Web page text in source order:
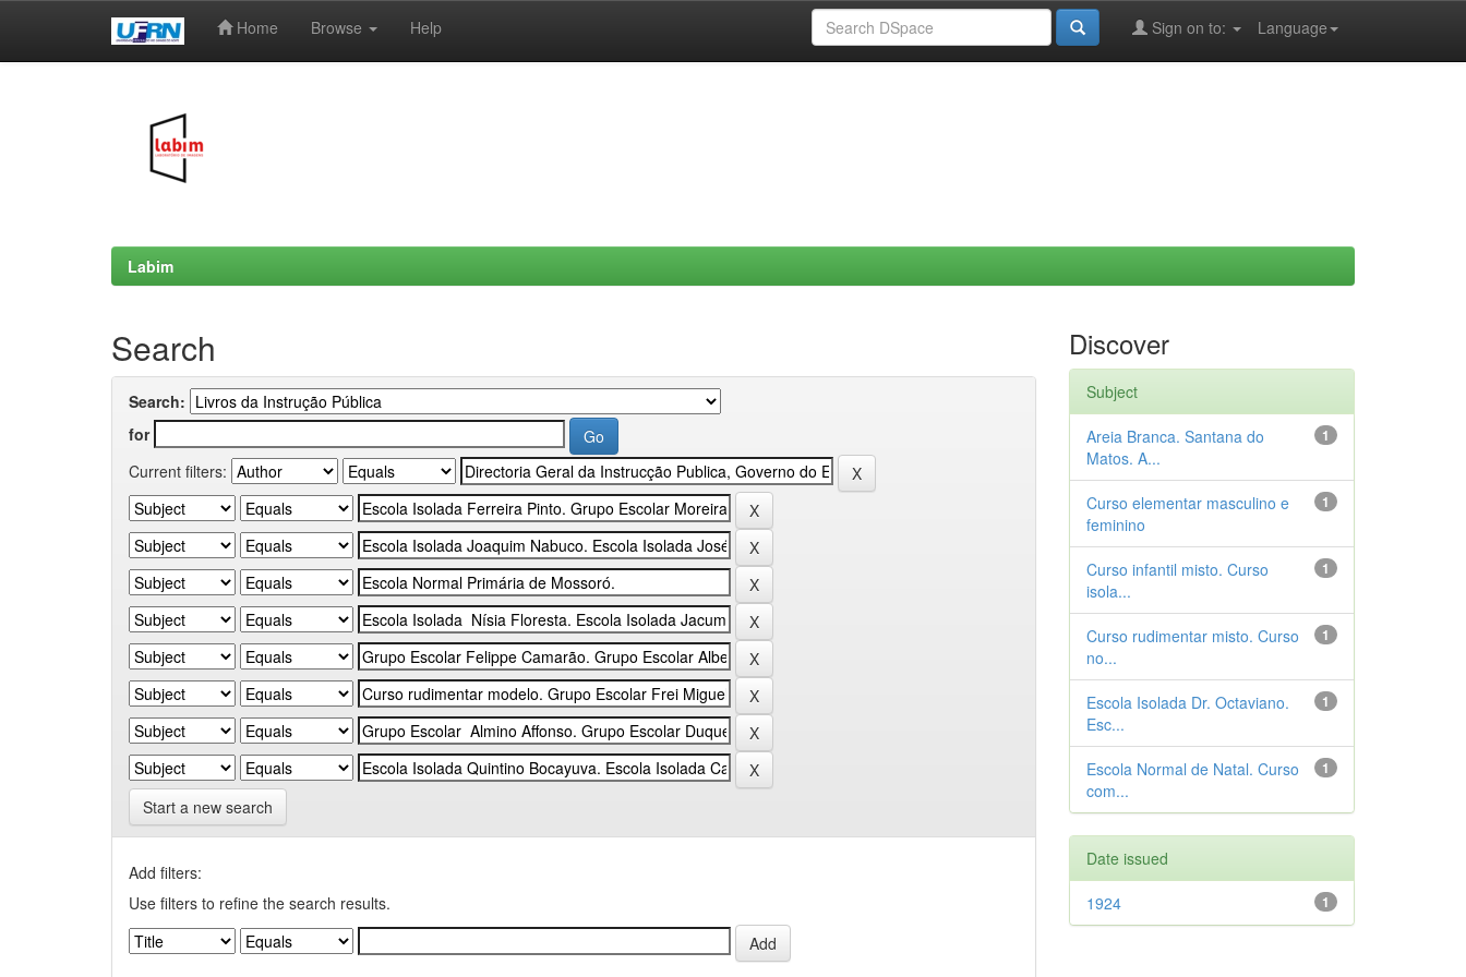
Home Browse Help Language
Sign on to:
Labim
Search
Search:
for
Current filters:
Start a new search
Add filters:
Use filters to refine the search results.
Discover
Subject
1
Areia Branca. Santana do
Matos. A...
1
Curso elementar masculino e
feminino
1
Curso infantil misto. Curso
isola...
1
Curso rudimentar misto. Curso
no...
1
Escola Isolada Dr. Octaviano.
Esc...
1
Escola Normal de Natal. Curso
com...
Date issued
1
1924